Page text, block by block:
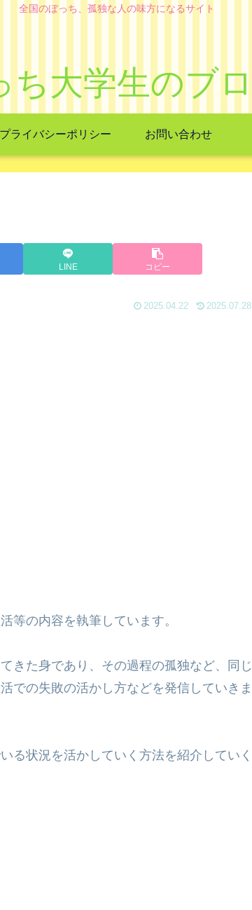
全国のぼっち、孤独な人の味方になるサイト
ち大学生のブ
プライバシーポリシー お問い合わせ
LINE コピー
2025.04.22 2025.07.28
等の内容を執筆しています。
きた身であり、その過程の孤独など、同じ
での失敗の活かし方などを発信していきま
る状況を活かしていく方法を紹介していく